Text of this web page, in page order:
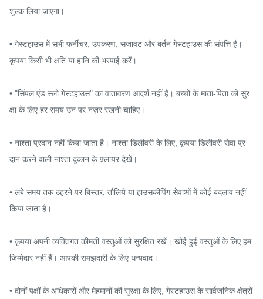
शुल्क लिया जाएगा।
• गेस्टहाउस में सभी फर्नीचर, उपकरण, सजावट और बर्तन गेस्टहाउस की संपत्ति हैं।
कृपया किसी भी क्षति या हानि की भरपाई करें।
• "सिंपल एंड स्लो गेस्टहाउस" का वातावरण आदर्श नहीं है। बच्चों के माता-पिता को सुर
क्षा के लिए हर समय उन पर नज़र रखनी चाहिए।
• नाश्ता प्रदान नहीं किया जाता है। नाश्ता डिलीवरी के लिए, कृपया डिलीवरी सेवा प्र
दान करने वाली नाश्ता दुकान के फ़्लायर देखें।
• लंबे समय तक ठहरने पर बिस्तर, तौलिये या हाउसकीपिंग सेवाओं में कोई बदलाव नहीं
किया जाता है।
• कृपया अपनी व्यक्तिगत कीमती वस्तुओं को सुरक्षित रखें। खोई हुई वस्तुओं के लिए हम
जिम्मेदार नहीं हैं। आपकी समझदारी के लिए धन्यवाद।
• दोनों पक्षों के अधिकारों और मेहमानों की सुरक्षा के लिए, गेस्टहाउस के सार्वजनिक क्षेत्रों